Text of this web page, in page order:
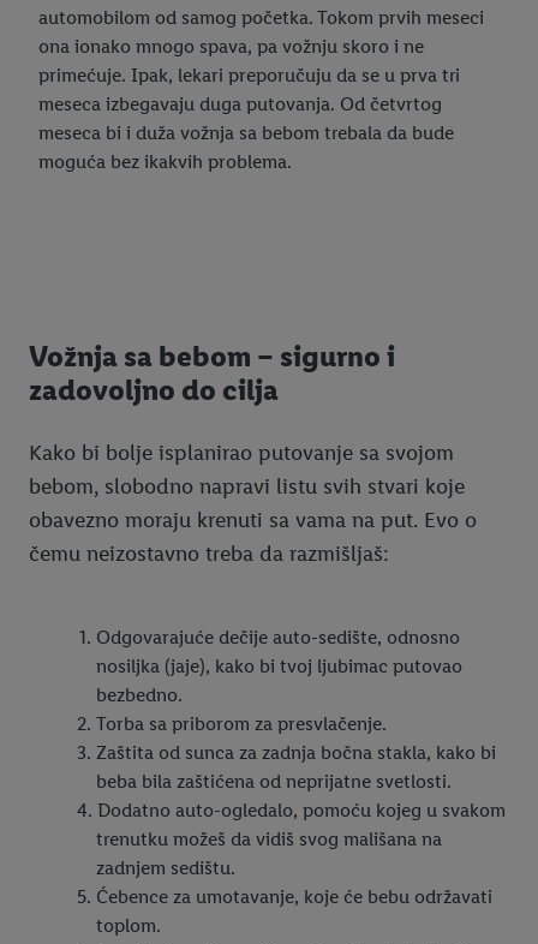
automobilom od samog početka. Tokom prvih meseci
ona ionako mnogo spava, pa vožnju skoro i ne
primećuje. Ipak, lekari preporučuju da se u prva tri
meseca izbegavaju duga putovanja. Od četvrtog
meseca bi i duža vožnja sa bebom trebala da bude
moguća bez ikakvih problema.
Vožnja sa bebom – sigurno i
zadovoljno do cilja
Kako bi bolje isplanirao putovanje sa svojom
bebom, slobodno napravi listu svih stvari koje
obavezno moraju krenuti sa vama na put. Evo o
čemu neizostavno treba da razmišljaš:
Odgovarajuće dečije auto-sedište, odnosno
nosiljka (jaje), kako bi tvoj ljubimac putovao
bezbedno.
Torba sa priborom za presvlačenje.
Zaštita od sunca za zadnja bočna stakla, kako bi
beba bila zaštićena od neprijatne svetlosti.
Dodatno auto-ogledalo, pomoću kojeg u svakom
trenutku možeš da vidiš svog mališana na
zadnjem sedištu.
Ćebence za umotavanje, koje će bebu održavati
toplom.